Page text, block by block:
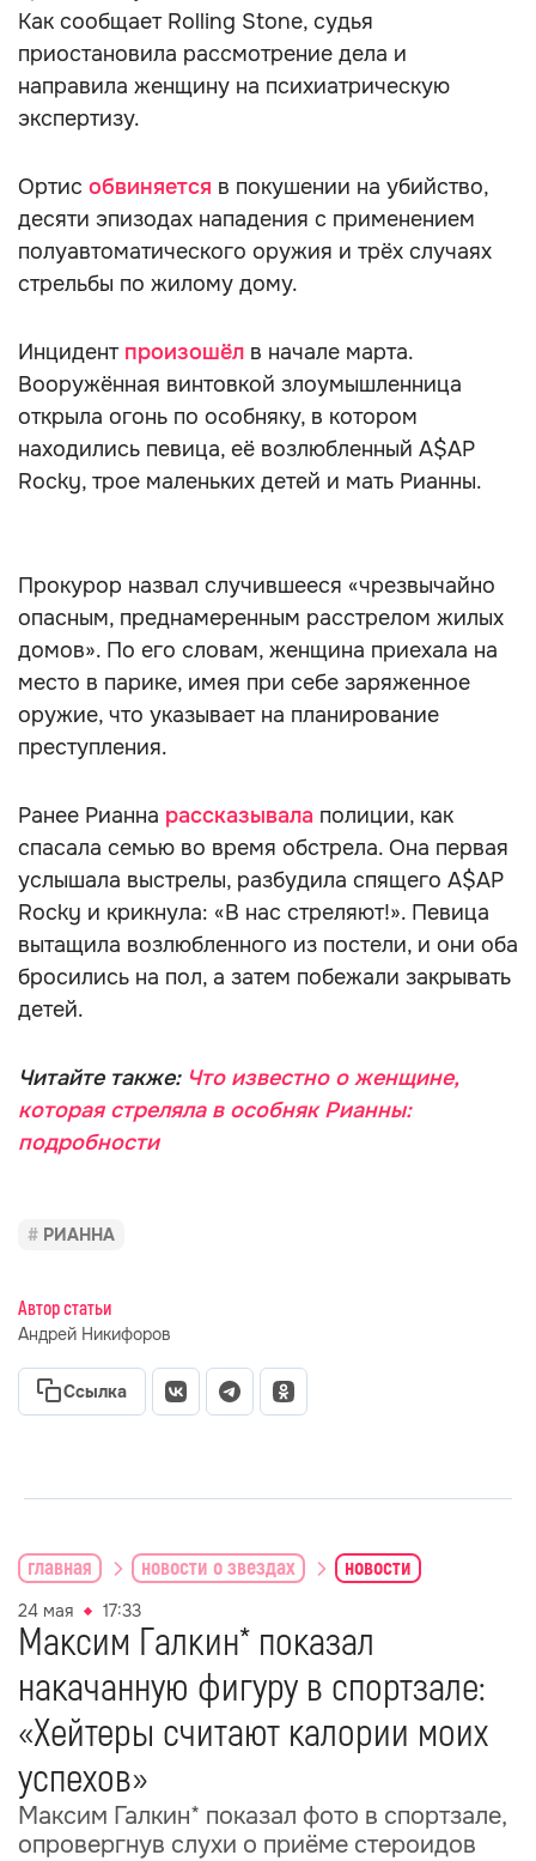
Как сообщает Rolling Stone, судья
приостановила рассмотрение дела и
направила женщину на психиатрическую
экспертизу.
Ортис обвиняется в покушении на убийство,
десяти эпизодах нападения с применением
полуавтоматического оружия и трёх случаях
стрельбы по жилому дому.
Инцидент произошёл в начале марта.
Вооружённая винтовкой злоумышленница
открыла огонь по особняку, в котором
находились певица, её возлюбленный A$AP
Rocky, трое маленьких детей и мать Рианны.
Прокурор назвал случившееся «чрезвычайно
опасным, преднамеренным расстрелом жилых
домов». По его словам, женщина приехала на
место в парике, имея при себе заряженное
оружие, что указывает на планирование
преступления.
Ранее Рианна рассказывала полиции, как
спасала семью во время обстрела. Она первая
услышала выстрелы, разбудила спящего A$AP
Rocky и крикнула: «В нас стреляют!». Певица
вытащила возлюбленного из постели, и они оба
бросились на пол, а затем побежали закрывать
детей.
Читайте также: Что известно о женщине,
которая стреляла в особняк Рианны:
подробности
РИАННА
Автор статьи
Андрей Никифоров
Ссылка
главная новости о звездах новости
24 мая 17:33
Максим Галкин* показал
накачанную фигуру в спортзале:
«Хейтеры считают калории моих
успехов»
Максим Галкин* показал фото в спортзале,
опровергнув слухи о приёме стероидов